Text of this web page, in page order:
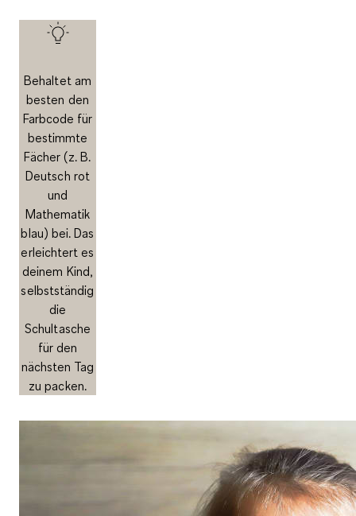
Behaltet am
besten den
Farbcode für
bestimmte
Fächer (z. B.
Deutsch rot
und
Mathematik
blau) bei. Das
erleichtert es
deinem Kind,
selbstständig
die
Schultasche
für den
nächsten Tag
zu packen.